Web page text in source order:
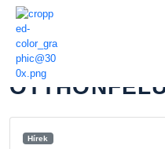
Hírek